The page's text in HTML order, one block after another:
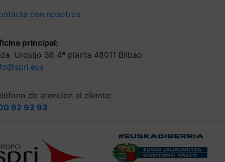
con nosotros
principal:
Urquijo 36 4ª planta 48011 Bilbao
de atención al cliente:
92 93 93